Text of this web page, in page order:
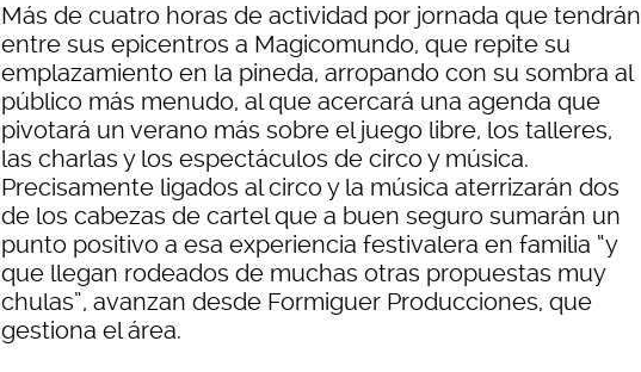
Más de cuatro horas de actividad por jornada que tendrán
entre sus epicentros a Magicomundo, que repite su
emplazamiento en la pineda, arropando con su sombra al
público más menudo, al que acercará una agenda que
pivotará un verano más sobre el juego libre, los talleres,
las charlas y los espectáculos de circo y música.
Precisamente ligados al circo y la música aterrizarán dos
de los cabezas de cartel que a buen seguro sumarán un
punto positivo a esa experiencia festivalera en familia “y
que llegan rodeados de muchas otras propuestas muy
chulas”, avanzan desde Formiguer Producciones, que
gestiona el área.